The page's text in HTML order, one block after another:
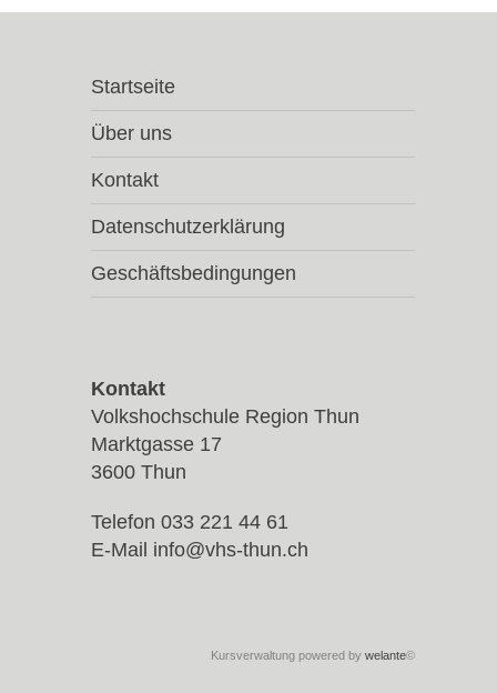
Startseite
Über uns
Kontakt
Datenschutzerklärung
Geschäftsbedingungen
Kontakt
Volkshochschule Region Thun
Marktgasse 17
3600 Thun
Telefon 033 221 44 61
E-Mail info@vhs-thun.ch
Kursverwaltung powered by welante©